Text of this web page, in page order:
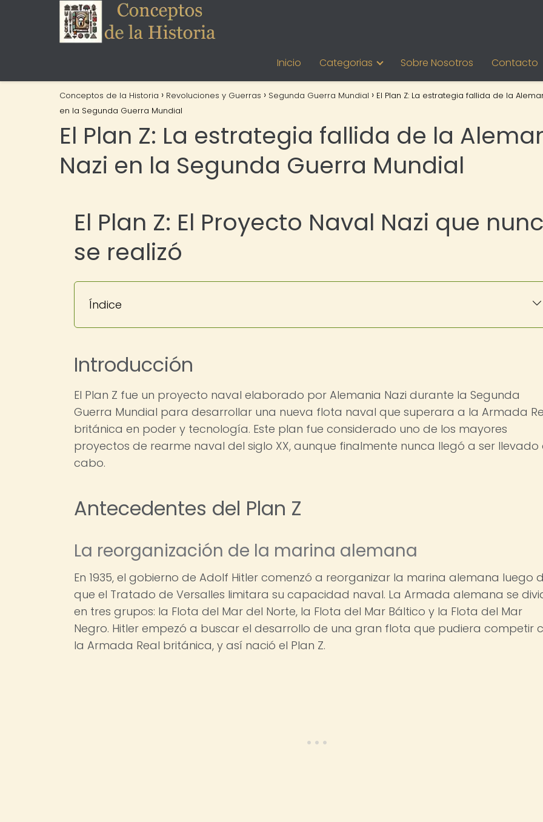
Inicio Categorias Sobre Nosotros Contacto
Conceptos de la Historia Revoluciones y Guerras Segunda Guerra Mundial
El Plan Z: La estrategia fallida de la
en la Segunda Guerra Mundial
El Plan Z: La estrategia fallida de la
Nazi en la Segunda Guerra Mundial
El Plan Z: El Proyecto Naval Nazi que
se realizó
Índice
Introducción
El Plan Z fue un proyecto naval elaborado por Alemania Nazi durante la Segunda
Guerra Mundial para desarrollar una nueva flota naval que superara a la Armada
británica en poder y tecnología. Este plan fue considerado uno de los mayores
proyectos de rearme naval del siglo XX, aunque finalmente nunca llegó a ser llevado
cabo.
Antecedentes del Plan Z
La reorganización de la marina alemana
En 1935, el gobierno de Adolf Hitler comenzó a reorganizar la marina alemana luego
que el Tratado de Versalles limitara su capacidad naval. La Armada alemana se
en tres grupos: la Flota del Mar del Norte, la Flota del Mar Báltico y la Flota del Mar
Negro. Hitler empezó a buscar el desarrollo de una gran flota que pudiera competir
la Armada Real británica, y así nació el Plan Z.